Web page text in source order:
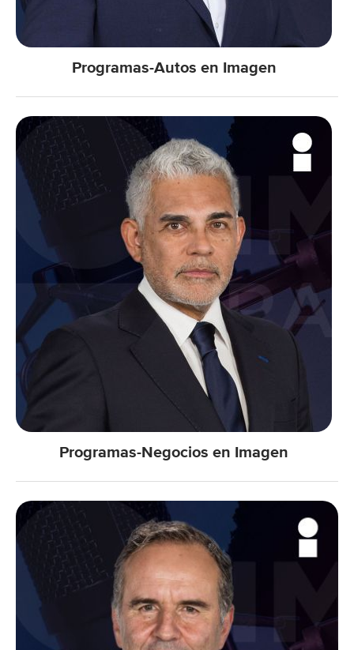
Programas-Autos en Imagen
Programas-Negocios en Imagen